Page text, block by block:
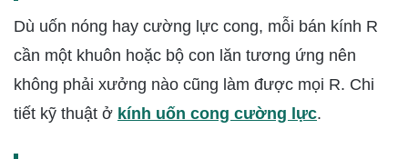
Dù uốn nóng hay cường lực cong, mỗi bán kính R
cần một khuôn hoặc bộ con lăn tương ứng nên
không phải xưởng nào cũng làm được mọi R. Chi
tiết kỹ thuật ở kính uốn cong cường lực.